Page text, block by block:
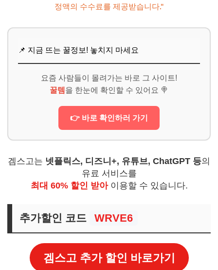
정액의 수수료를 제공받습니다."
📌 지금 뜨는 꿀정보! 놓치지 마세요
요즘 사람들이 몰려가는 바로 그 사이트!
꿀템 을 한눈에 확인할 수 있어요 🍭
👉 바로 확인하러 가기
겜스고는 넷플릭스, 디즈니+, 유튜브, ChatGPT 등의
유료 서비스를
최대 60% 할인 받아이용할 수 있습니다.
추가할인 코드 WRVE6
겜스고 추가 할인 바로가기